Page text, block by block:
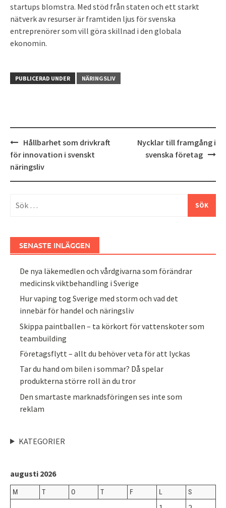
startups blomstra. Med stöd från staten och ett starkt
nätverk av resurser är framtiden ljus för svenska
entreprenörer som vill göra skillnad i den globala
ekonomin.
PUBLICERAD UNDER NÄRINGSLIV
Inläggsnavigering
Hållbarhet som drivkraft
för innovation i svenskt
näringsliv
Nycklar till framgång i
svenska företag
efter:
SENASTE INLÄGGEN
De nya läkemedlen och vårdgivarna som förändrar
medicinsk viktbehandling i Sverige
Hur vaping tog Sverige med storm och vad det
innebär för handel och näringsliv
Skippa paintballen – ta körkort för vattenskoter som
teambuilding
Företagsflytt – allt du behöver veta för att lyckas
Tar du hand om bilen i sommar? Då spelar
produkterna större roll än du tror
Den smartaste marknadsföringen ses inte som
reklam
KATEGORIER
augusti 2026
M T O T F L S